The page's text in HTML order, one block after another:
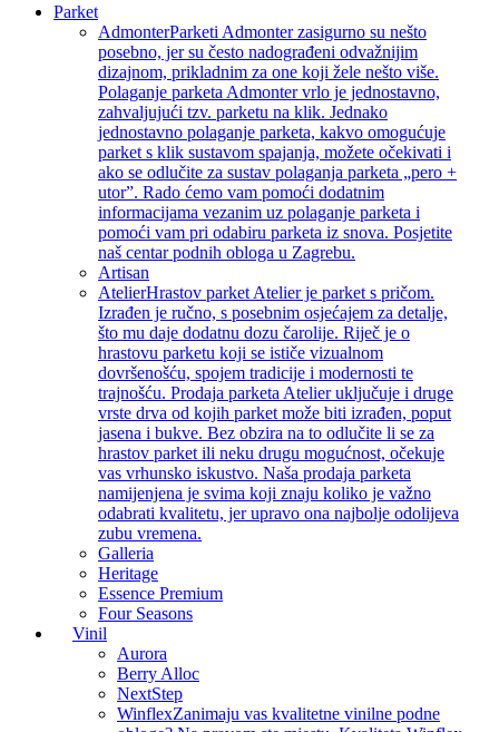
Parket
AdmonterParketi Admonter zasigurno su nešto
posebno, jer su često nadograđeni odvažnijim
dizajnom, prikladnim za one koji žele nešto više.
Polaganje parketa Admonter vrlo je jednostavno,
zahvaljujući tzv. parketu na klik. Jednako
jednostavno polaganje parketa, kakvo omogućuje
parket s klik sustavom spajanja, možete očekivati i
ako se odlučite za sustav polaganja parketa „pero +
utor”. Rado ćemo vam pomoći dodatnim
informacijama vezanim uz polaganje parketa i
pomoći vam pri odabiru parketa iz snova. Posjetite
naš centar podnih obloga u Zagrebu.
Artisan
AtelierHrastov parket Atelier je parket s pričom.
Izrađen je ručno, s posebnim osjećajem za detalje,
što mu daje dodatnu dozu čarolije. Riječ je o
hrastovu parketu koji se ističe vizualnom
dovršenošću, spojem tradicije i modernosti te
trajnošću. Prodaja parketa Atelier uključuje i druge
vrste drva od kojih parket može biti izrađen, poput
jasena i bukve. Bez obzira na to odlučite li se za
hrastov parket ili neku drugu mogućnost, očekuje
vas vrhunsko iskustvo. Naša prodaja parketa
namijenjena je svima koji znaju koliko je važno
odabrati kvalitetu, jer upravo ona najbolje odolijeva
zubu vremena.
Galleria
Heritage
Essence Premium
Four Seasons
Vinil
Aurora
Berry Alloc
NextStep
WinflexZanimaju vas kvalitetne vinilne podne